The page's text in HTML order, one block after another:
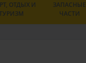
ОТДЫХ И
ЗАПАСНЫЕ
ЧАСТИ